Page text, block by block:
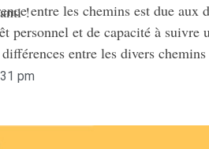
entre les chemins est due aux
personnel et de capacité à
entre les divers
plus élevé et que le chemin lui-
infinie, éternelle et absolue
!
pm